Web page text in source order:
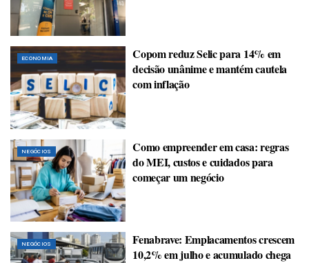
ECONOMIA
Copom reduz Selic para 14% em
decisão unânime e mantém cautela
com inflação
NEGÓCIOS
Como empreender em casa: regras
do MEI, custos e cuidados para
começar um negócio
NEGÓCIOS
Fenabrave: Emplacamentos crescem
10,2% em julho e acumulado chega